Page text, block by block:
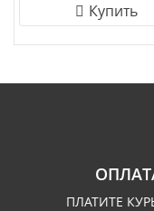
Купить
ПЛАТИТЕ